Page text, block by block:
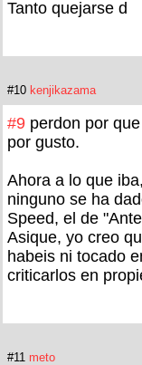
Tanto quejarse d
#10 kenjikazama
#9 perdon por
por gusto.
Ahora a lo que
ninguno se ha
Speed, el de
Asique, yo creo
habeis ni tocado
criticarlos en
#11 meto